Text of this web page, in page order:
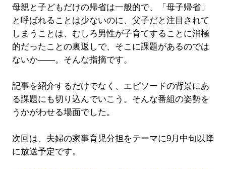
母親と子どもだけの帰省は一般的で、「母子帰省」
と呼ばれることは少ないのに、父子だと注目されて
しまうことは、むしろ男性が子育てすることに消極
的だったことの裏返しで、そこに課題があるのでは
ないか――。そんな指摘です。
記事を紹介するだけでなく、エピソードの背景にあ
る課題にも切り込んでいこう。そんな番組の姿勢を
うかがわせる場面でした。
次回は、夫婦の家事育児分担をテーマに9月中旬以降
に放送予定です。